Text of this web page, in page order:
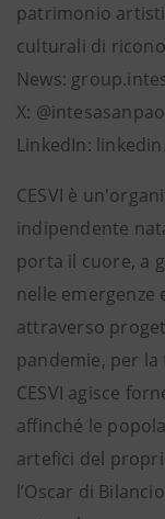
patrimonio
culturali di
News:
X:
LinkedIn:
CESVI è
indipendente
porta il cuore, a
nelle
attraverso
pandemie, per la
CESVI agisce
affinché le
artefici del
l’Oscar di